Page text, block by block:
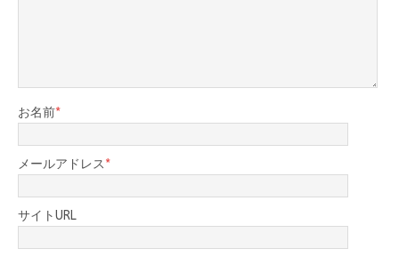
お名前*
メールアドレス*
サイトURL